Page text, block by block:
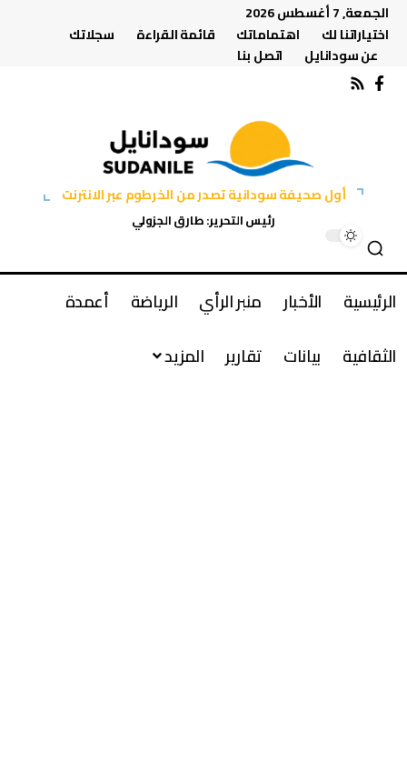
الجمعة, 7 أغسطس 2026
اختياراتنا لك
اهتماماتك قائمة القراءة
سجلاتك
عن سودانايل
اتصل بنا
أول صحيفة سودانية تصدر من الخرطوم عبر الانترنت
رئيس التحرير: طارق الجزولي
الرئيسية الأخبار منبر الرأي الرياضة
أعمدة
الثقافية
بيانات تقارير المزيد